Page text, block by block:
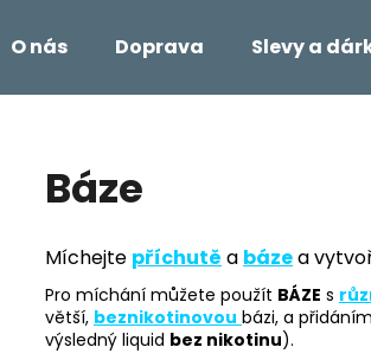
O nás Doprava Slevy a
Báze
Míchejte příchutě a bázea
Pro míchání můžete použít BÁZE s
větší, beznikotinovou bázi, a přidáním
výsledný liquid bez nikotinu).
Doporučujeme